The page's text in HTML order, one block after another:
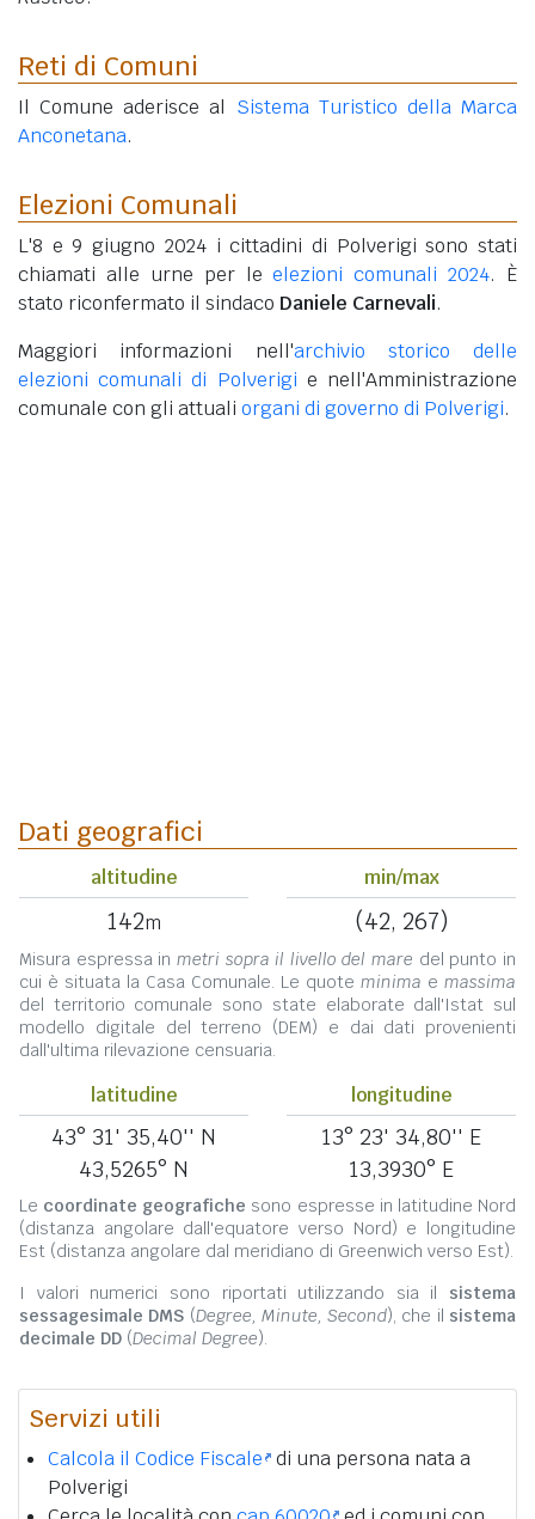
Reti di Comuni
Il Comune aderisce al Sistema Turistico della Marca
Anconetana.
Elezioni Comunali
L'8 e 9 giugno 2024 i cittadini di Polverigi sono stati
chiamati alle urne per leelezioni comunali 2024. È
stato riconfermato il sindaco Daniele Carnevali.
Maggiori informazioni nell'archivio storico delle
elezioni comunali di Polverigi e nell'Amministrazione
comunale con gli attuali organi di governo di Polverigi.
Dati geografici
altitudine
142m
min/max
(42, 267)
Misura espressa in metri sopra il livello del mare del punto in
cui è situata la Casa Comunale. Le quote minima e massima
del territorio comunale sono state elaborate dall'Istat sul
modello digitale del terreno (DEM) e dai dati provenienti
dall'ultima rilevazione censuaria.
latitudine
43° 31' 35,40'' N
43,5265° N
longitudine
13° 23' 34,80'' E
13,3930° E
Le coordinate geografiche sono espresse in latitudine Nord
(distanza angolare dall'equatore verso Nord) e longitudine
Est (distanza angolare dal meridiano di Greenwich verso Est).
I valori numerici sono riportati utilizzando sia il sistema
sessagesimale DMS (Degree, Minute, Second), che il sistema
decimale DD (Decimal Degree).
Servizi utili
Calcola il Codice Fiscale di una persona nata a
Polverigi